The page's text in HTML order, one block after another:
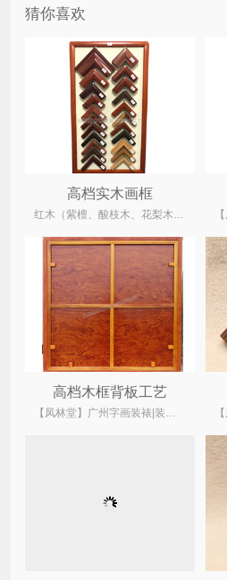
猜你喜欢
高档实木画框
高档木框背板工艺
【凤林堂】广州字画装裱|装裱店|裱画|书画装裱|国画装裱